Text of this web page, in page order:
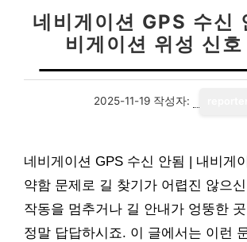
네비게이션 GPS 수신
비게이션 위성 신
2025-11-19 작성자:
네비게이션 GPS 수신 안됨 | 내비게
약함 문제로 길 찾기가 어렵진 않으
작동을 멈추거나 길 안내가 엉뚱한
정말 답답하시죠. 이 글에서는 이런